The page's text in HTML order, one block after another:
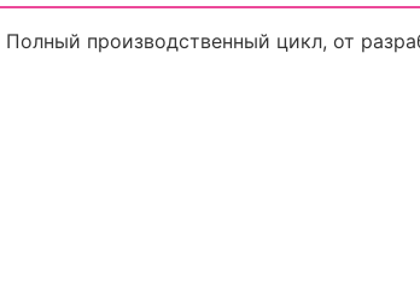
производственный цикл, от